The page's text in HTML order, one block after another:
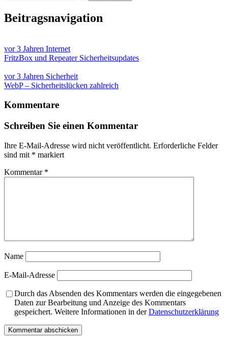
Beitragsnavigation
vor 3 Jahren Internet
FritzBox und Repeater Sicherheitsupdates
vor 3 Jahren Sicherheit
WebP – Sicherheitslücken zahlreich
Kommentare
Schreiben Sie einen Kommentar
Ihre E-Mail-Adresse wird nicht veröffentlicht. Erforderliche Felder
sind mit * markiert
Kommentar *
Name
E-Mail-Adresse
Durch das Absenden des Kommentars werden die eingegebenen
Daten zur Bearbeitung und Anzeige des Kommentars
gespeichert. Weitere Informationen in derDatenschutzerklärung